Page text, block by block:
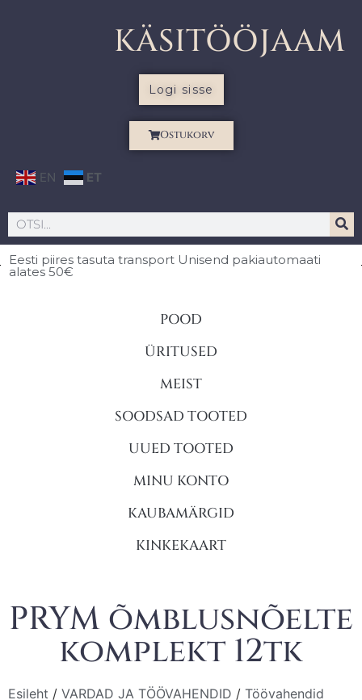
KÄSITÖÖJAAM
Logi sisse
Ostukorv
EN ET
Eesti piires tasuta transport Unisend pakiautomaati
alates 50€
POOD
ÜRITUSED
MEIST
SOODSAD TOOTED
UUED TOOTED
MINU KONTO
KAUBAMÄRGID
KINKEKAART
PRYM õmblusnõelte
komplekt 12tk
Esileht / VARDAD JA TÖÖVAHENDID / Töövahendid